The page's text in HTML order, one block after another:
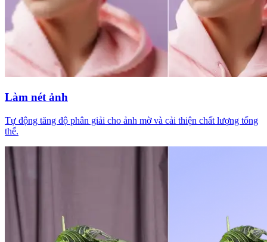
Làm nét ảnh
Tự động tăng độ phân giải cho ảnh mờ và cải thiện chất lượng tổng
thể.